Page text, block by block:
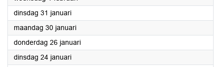
dinsdag 31 januari2023
maandag 30 januari2023
donderdag 26 januari2023
dinsdag 24 januari2023